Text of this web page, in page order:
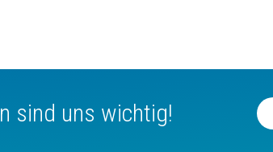
sind uns wichtig!